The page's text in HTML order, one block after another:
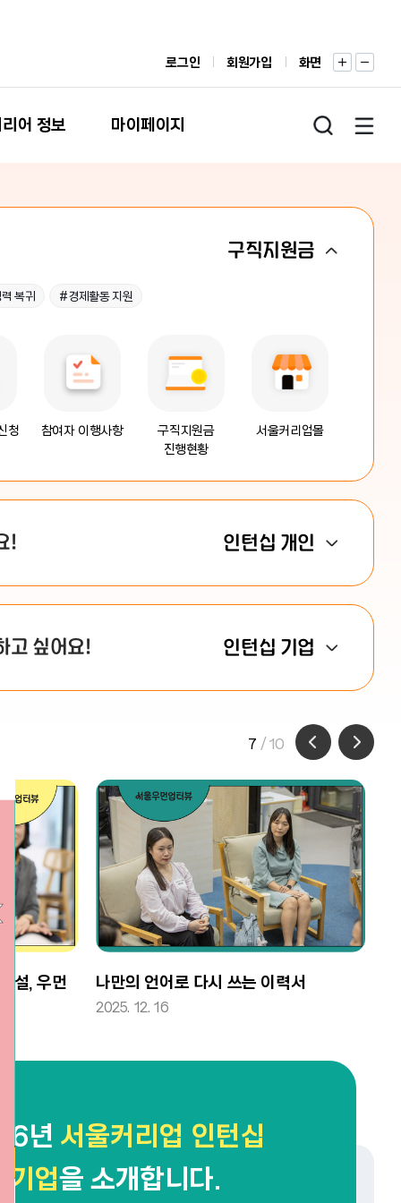
로그인 회원가입 화면
어 정보 마이페이지
구직지원금
복귀 #경제활동 지원
청 참여자 이행사항
구직지원금
진행현황
서울커리업몰
! 인턴십 개인
고 싶어요! 인턴십 기업
설, 우먼 나만의 언어로 다시 쓰는 이력서
2025. 12. 16
7 / 10
년 서울커리업 인턴십
기업을 소개합니다.